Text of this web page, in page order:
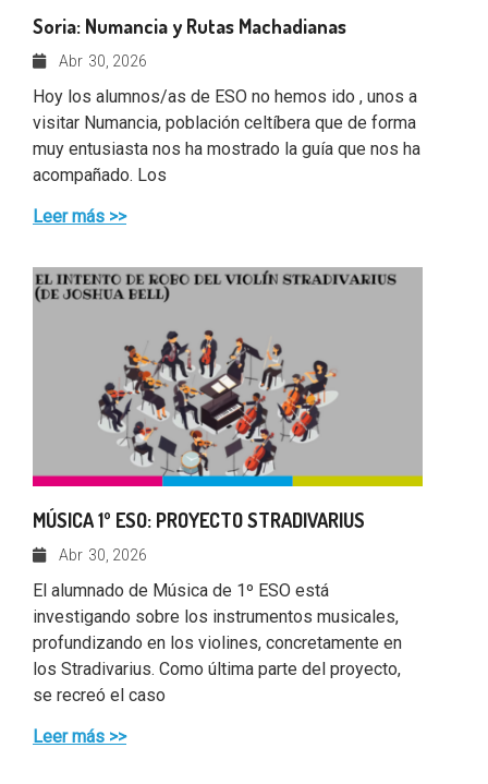
Soria: Numancia y Rutas Machadianas
Abr 30, 2026
Hoy los alumnos/as de ESO no hemos ido , unos a
visitar Numancia, población celtíbera que de forma
muy entusiasta nos ha mostrado la guía que nos ha
acompañado. Los
Leer más >>
MÚSICA 1º ESO: PROYECTO STRADIVARIUS
Abr 30, 2026
El alumnado de Música de 1º ESO está
investigando sobre los instrumentos musicales,
profundizando en los violines, concretamente en
los Stradivarius. Como última parte del proyecto,
se recreó el caso
Leer más >>